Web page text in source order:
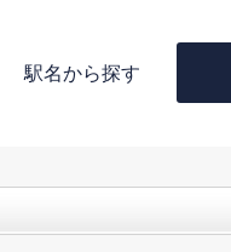
駅名から探す